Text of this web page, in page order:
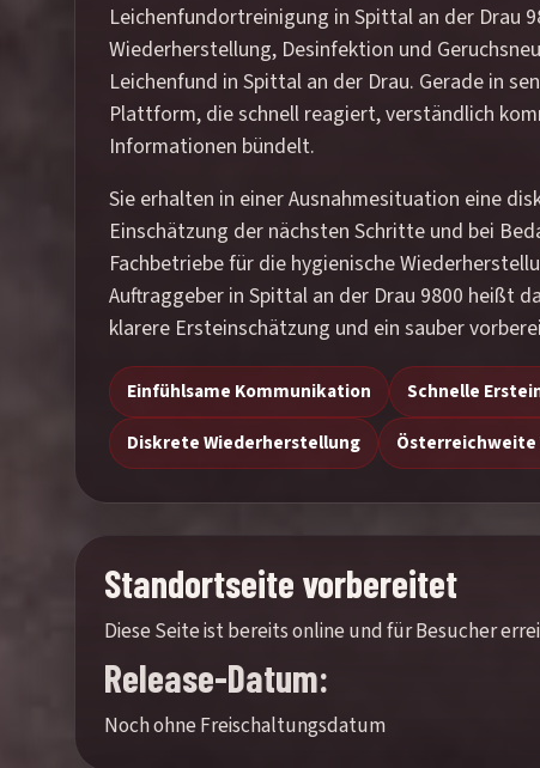
Leichenfundortreinigung in Spittal an der Drau
Wiederherstellung, Desinfektion und
Leichenfund in Spittal an der Drau. Gerade in
Plattform, die schnell reagiert, verständlich
Informationen bündelt.
Sie erhalten in einer Ausnahmesituation eine
Einschätzung der nächsten Schritte und bei
Fachbetriebe für die hygienische
Auftraggeber in Spittal an der Drau 9800 heißt
klarere Ersteinschätzung und ein sauber
Einfühlsame Kommunikation
Schnelle
Diskrete Wiederherstellung
Standortseite vorbereitet
Diese Seite ist bereits online und für Besucher
Release-Datum:
Noch ohne Freischaltungsdatum